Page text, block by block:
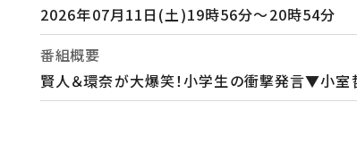
2026年07月11日(土)19時56分～20時54分
番組概要
賢人＆環奈が大爆笑！小学生の衝撃発言▼小室